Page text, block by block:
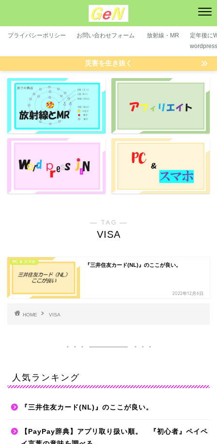
プライバシーポリシー お問い合わせフォーム 放射線・MR
定年後に
災害を生き抜く
― TAG ―
VISA
PC ＆ スマホ
『三井住友カード(NL)』のここが良い。
2022年12月6日
HOME VISA
人気ランキング
『三井住友カード(NL)』のここが良い。
【PayPay辞典】アプリ取り扱い順。 『初心者』ペイペ